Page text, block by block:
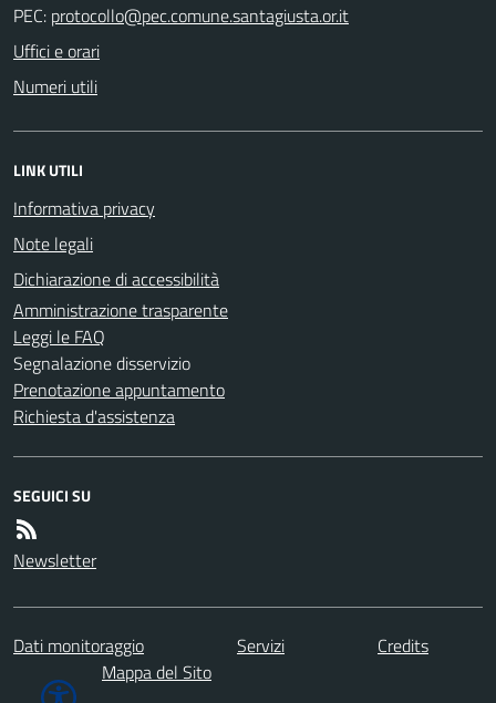
PEC:
Uffici e orari
Numeri utili
LINK UTILI
Informativa privacy
Note legali
Dichiarazione di accessibilità
Amministrazione trasparente
Leggi le FAQ
Segnalazione disservizio
Prenotazione appuntamento
Richiesta d'assistenza
SEGUICI SU
Newsletter
Dati monitoraggio Servizi
Credits
Mappa del Sito